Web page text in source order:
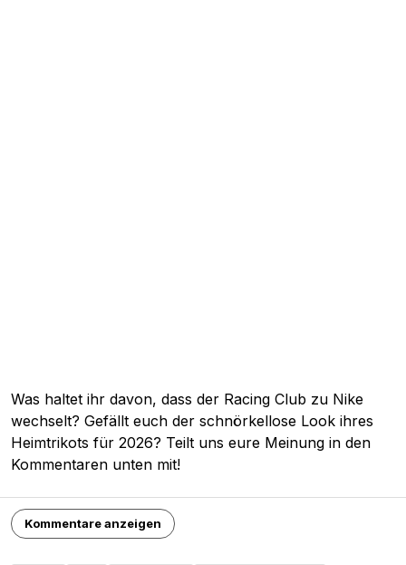
Was haltet ihr davon, dass der Racing Club zu Nike
wechselt? Gefällt euch der schnörkellose Look ihres
Heimtrikots für 2026? Teilt uns eure Meinung in den
Kommentaren unten mit!
Kommentare anzeigen